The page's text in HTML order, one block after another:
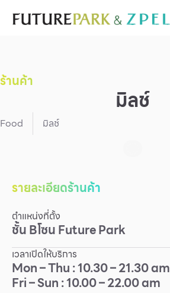
Cosmetic
Fashion
Food
Gold & Jewelry
IT
Mobile
Other
ร้านค้า
มิลช์
Food มิลช์
รายละเอียดร้านค้า
ตำแหน่งที่ตั้ง
ชั้นBโซนFuture Park
เวลาเปิดให้บริการ
Mon – Thu : 10.30 – 21.30 am
Fri – Sun : 10.00 – 22.00 am